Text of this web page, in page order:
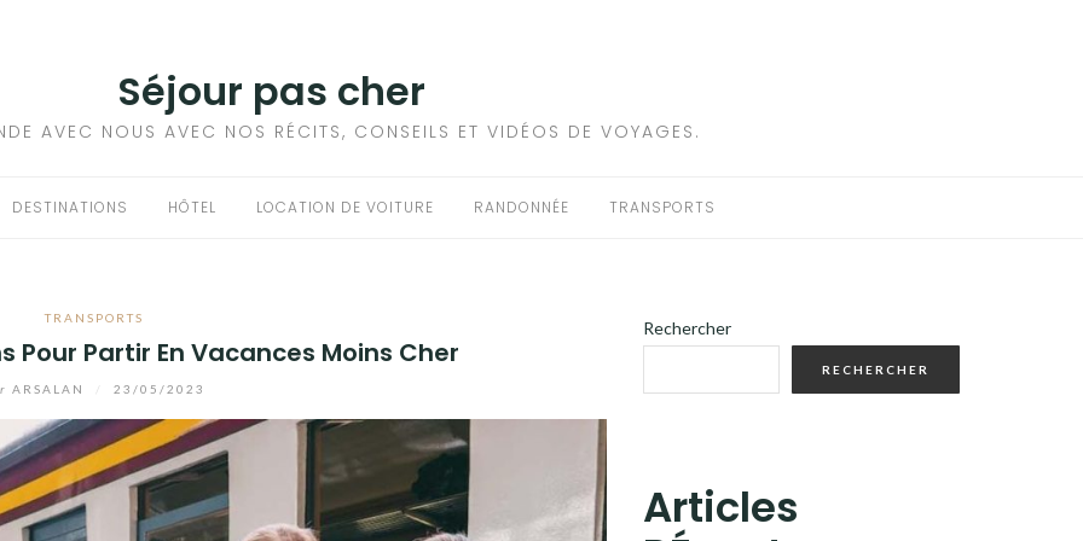
Séjour pas cher
AVEC NOUS AVEC NOS RÉCITS, CONSEILS ET VIDÉOS DE VOYAGES.
DESTINATIONS HÔTEL LOCATION DE VOITURE RANDONNÉE TRANSPORTS
TRANSPORTS
Pour Partir En Vacances Moins Cher
ARSALAN 23/05/2023
Rechercher
RECHERCHER
Articles